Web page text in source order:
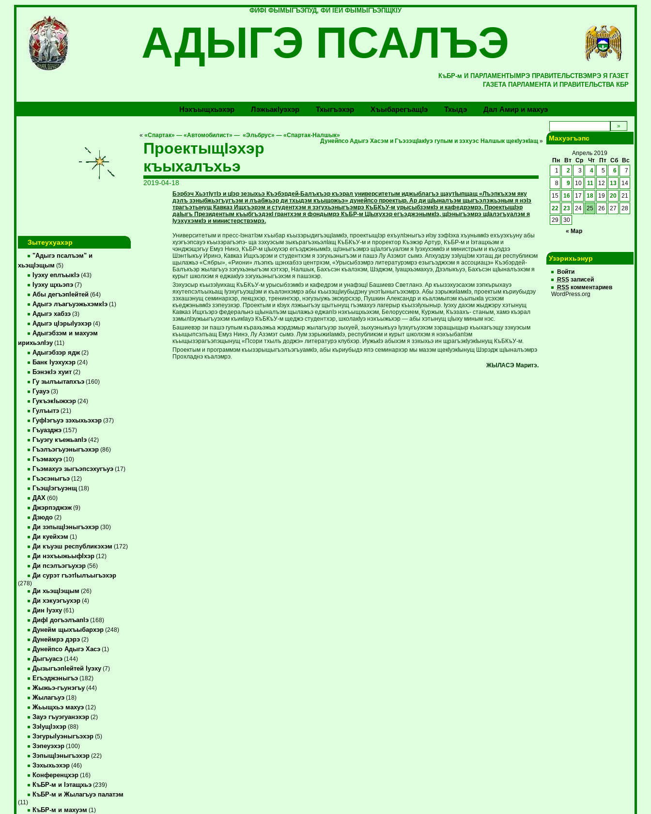
ФИФI ФЫМЫГЪЭПУД, ФИ IЕЙ ФЫМЫГЪЭПЩКIУ
АДЫГЭ ПСАЛЪЭ
КъБР-м И ПАРЛАМЕНТЫМРЭ ПРАВИТЕЛЬСТВЭМРЭ Я ГАЗЕТ
ГАЗЕТА ПАРЛАМЕНТА И ПРАВИТЕЛЬСТВА КБР
Нэхъыщхьэхэр Лэжьакlуэхэр Тхыгъэхэр Хъыбарегъащlэ Тхыдэ Дал Амир и махуэ
Зытеухуахэр
"Адыгэ псалъэм" и
хьэщIэщым (5)
Iуэху еплъыкIэ(43)
Iуэху щхьэпэ(7)
Абы дегъэпIейтей(64)
Адыгэ лъагъуэжьхэмкIэ(1)
Адыгэ хабзэ(3)
Адыгэ цIэрыIуэхэр(4)
Адыгэбзэм и махуэм
ирихьэлIэу(11)
Адыгэбзэр ядж(2)
Банк Iуэхухэр(24)
БэнэкIэ хуит(2)
Гу зылъытапхъэ(160)
Гуауэ(3)
ГукъэкIыжхэр(24)
Гулъытэ(21)
ГуфIэгъуэ зэхыхьэхэр(37)
Гъуазджэ(157)
Гъуэгу къежьапIэ(42)
Гъэлъэгъуэныгъэхэр(86)
Гъэмахуэ(10)
Гъэмахуэ зыгъэпсэхугъуэ(17)
Гъэсэныгъэ(12)
ГъэщIэгъуэнщ(18)
ДАХ (60)
Джэрпэджэж(9)
Дзюдо(2)
Ди зэпыщIэныгъэхэр(30)
Ди куейхэм (1)
Ди къуэш республикэхэм (172)
Ди нэхъыжьыфIхэр(12)
Ди псэлъэгъухэр(56)
Ди сурэт гъэтIылъыгъэхэр
(278)
Ди хьэщIэщым (26)
Ди хэкуэгъухэр(4)
Дин Iуэху(61)
ДифI догъэлъапIэ(168)
Дунейм щыхъыбархэр(248)
Дунеймрэ дэрэ(2)
Дунейпсо Адыгэ Хасэ(1)
Дыгъуасэ(144)
ДызыгъэпIейтей Iуэху(7)
Егъэджэныгъэ(182)
Жыжьэ-гъунэгъу(44)
Жылагъуэ(18)
Жьыщхьэ махуэ(12)
Зауэ гъуэгуанэхэр(2)
ЗэIущIэхэр(88)
ЗэгурыIуэныгъэхэр(5)
Зэпеуэхэр(100)
ЗэпыщIэныгъэхэр(22)
Зэхыхьэхэр(46)
Конференцхэр(16)
КъБР-м и Iэтащхьэ(239)
КъБР-м и Жылагъуэ палатэм
(11)
КъБР-м и махуэм (1)
« «Спартак» — «Автомобилист» — «Эльбрус» — «Спартак-Налшык»
Дунейпсо Адыгэ Хасэм и ГъэзэщIакIуэ гупым и зэхуэс Налшык щекIуэкIащ»
ПроектыщIэхэр
къыхалъхьэ
2019-04-18
Бэрбэч ХьэтIутIэ и цIэр зезыхьэ Къэбэрдей-Балъкъэр къэрал университетым иджыблагъэ щаутIыпщащ «Лъэпкъхэм яку
дэлъ зэныбжьэгъугъэм и лъабжьэр ди тхыдэм къыщожьэ» дунейпсо проектыр. Ар ди щIыналъэм щыгъэлэжьэным я нэIэ
трагъэтынущ Кавказ Ищхъэрэм и студентхэм я зэгухьэныгъэмрэ КъБКъУ-м урысыбзэмкIэ и кафедрэмрэ. ПроектыщIэр
даIыгъ Президентым къыбгъэдэкI грантхэм я фондымрэ КъБР-м ЦIыхухэр егъэджэнымкIэ, щIэныгъэмрэ щIалэгъуалэм я
IуэхухэмкIэ и министерствэмрэ.
Университетым и пресс-IэнатIэм хъыбар къызэрыдигъэщIамкIэ, проектыщIэр ехъулIэныгъэ иIэу зэфIэха хъунымкIэ ехъуэхъуну абы
хуэгъэпсауэ къызэрагъэпэ- ща зэхуэсым зыкърагъэхьэлIащ КъБКъУ-м и проректор Къэжэр Артур, КъБР-м и Iэтащхьэм и
чэнджэщэгъу Емуз Нинэ, КъБР-м цIыхухэр егъэджэнымкIэ, щIэныгъэмрэ щIалэгъуалэм я IуэхухэмкIэ и министрым и къуэдзэ
ШэнтIыкъу Иринэ, Кавказ Ищхъэрэм и студентхэм я зэгухьэныгъэм и пашэ Лу Азэмэт сымэ. Апхуэдэу зэIущIэм хэтащ ди республикэм
щылажьэ «Сябры», «Риони» лъэпкъ щэнхабзэ центрхэм, «Урысыбзэмрэ литературэмрэ езыгъэджхэм я ассоциацэ» Къэбэрдей-
Балъкъэр жылагъуэ зэгухьэныгъэм хэтхэр, Налшык, Бахъсэн къалэхэм, Шэджэм, Iуащхьэмахуэ, Дзэлыкъуэ, Бахъсэн щIыналъэхэм я
курыт школхэм я еджакIуэ зэгухьэныгъэхэм я пашэхэр.
Зэхуэсыр къызэIуихащ КъБКъУ-м урысыбзэмкIэ и кафедрэм и унафэщI Башиевэ Светланэ. Ар къызэхуэсахэм зэпкърыхауэ
яхутепсэлъыхьащ IуэхугъуэщIэм и къалэнхэмрэ абы къызэщIиубыдэну унэтIыныгъэхэмрэ. Абы зэрыжиIамкIэ, проектым къриубыдэу
зэхашэнущ семинархэр, лекцэхэр, тренингхэр, нэгузыужь экскурсхэр, Пушкин Александр и къалэмыпэм къыпыкIа усэхэм
къеджэнымкIэ зэпеуэхэр. Проектым и кIэух лэжьыгъэу щытынущ гъэмахуэ лагерыр къызэIухыныр. Iуэху дахэм жыджэру хэтынущ
Кавказ Ищхъэрэ федеральнэ щIыналъэм щылажьэ еджапIэ нэхъыщхьэхэм, Белоруссием, Куржым, Къэзахъ- станым, хамэ къэрал
зэмылIэужьыгъуэхэм къикIауэ КъБКъУ-м щеджэ студентхэр, школакIуэ нэхъыжьхэр — абы хэтынущ цIыху миным нэс.
Башиевэр зи пашэ гупым кърахьэжьа жэрдэмыр жылагъуэр зыхуей, зыхуэныкъуэ Iуэхугъуэхэм зэращыщыр къыхагъэщу зэхуэсым
къыщыпсэлъащ Емуз Нинэ, Лу Азэмэт сымэ. Лум зэрыжиIамкIэ, республикэм и курыт школхэм я нэхъыбапIэм
къыщызэрагъэпэщынущ «Псори тхылъ доджэ» литературэ клубхэр. ИужькIэ абыхэм я зэхыхьэ ин щрагъэкIуэкIынущ КъБКъУ-м.
Проектым и программэм къызэрыщыгъэлъэгъуамкIэ, абы къриубыдэ япэ семинархэр мы мазэм щекIуэкIынущ Шэрэдж щIыналъэмрэ
Прохладнэ къалэмрэ.
ЖЫЛАСЭ Маритэ.
Махуэгъэпс
Апрель 2019
Пн
Вт Ср Чт Пт Сб Вс
« Мар
1 2 3 4 5 6 7
8 9 10 11 12 13 14
15 16 17 18 19 20 21
22 23 24 25 26 27
28
29
30
Узэрихьэнур
Войти
RSSзаписей
RSSкомментариев
WordPress.org